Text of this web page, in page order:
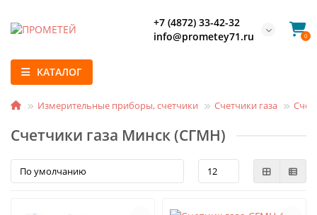
+7 (4872) 33-42-32
info@prometey71.ru
0
КАТАЛОГ
Измерительные приборы, счетчики Счетчики газа
Счетчики газа Минск (СГМН)